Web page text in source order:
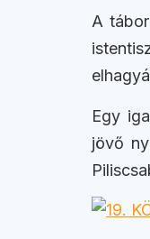
A
Egy
jövő